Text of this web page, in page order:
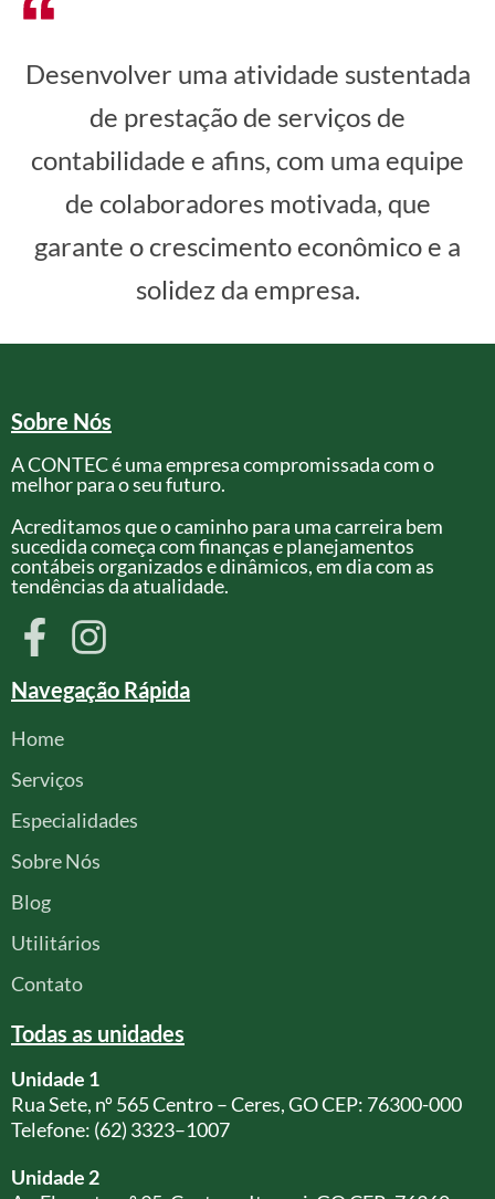
Desenvolver uma atividade sustentada
de prestação de serviços de
contabilidade e afins, com uma equipe
de colaboradores motivada, que
garante o crescimento econômico e a
solidez da empresa.
Sobre Nós
A CONTEC é uma empresa compromissada com o
melhor para o seu futuro.
Acreditamos que o caminho para uma carreira bem
sucedida começa com finanças e planejamentos
contábeis organizados e dinâmicos, em dia com as
tendências da atualidade.
Navegação Rápida
Home
Serviços
Especialidades
Sobre Nós
Blog
Utilitários
Contato
Todas as unidades
Unidade 1
Rua Sete, nº 565 Centro – Ceres, GO CEP: 76300-000
Telefone: (62) 3323–1007
Unidade 2